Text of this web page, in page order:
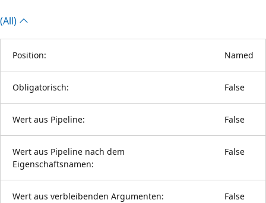
(All)
Position: Named
Obligatorisch: False
Wert aus Pipeline: False
Wert aus Pipeline nach dem
Eigenschaftsnamen:
False
Wert aus verbleibenden Argumenten: False